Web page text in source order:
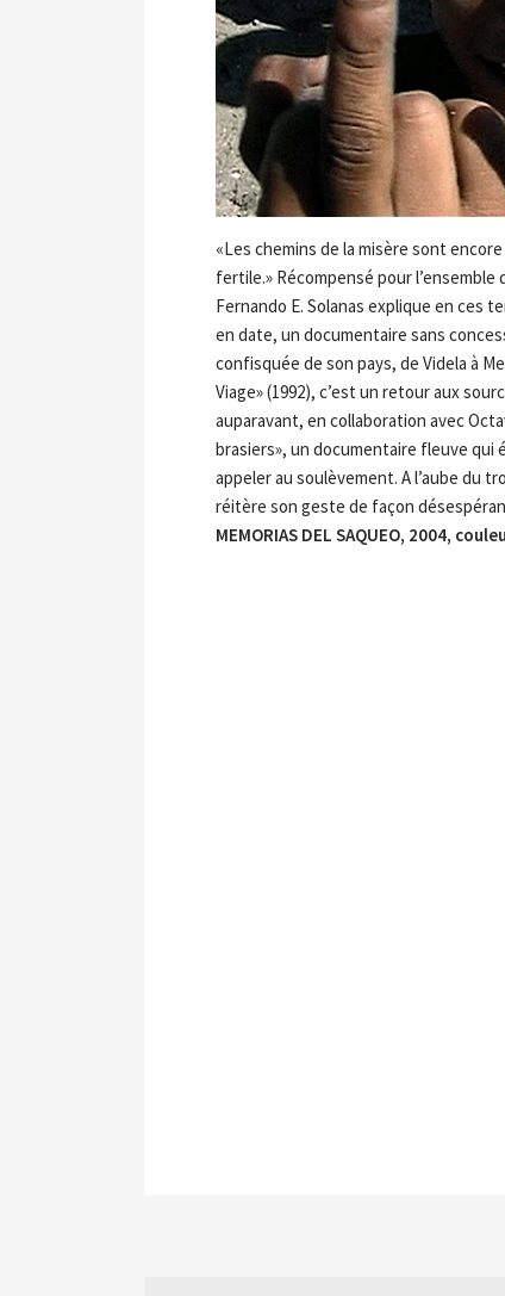
«Les chemins de la misère sont
fertile.» Récompensé pour
Fernando E. Solanas explique en ces
en date, un documentaire sans
confisquée de son pays, de Videla à
Viage» (1992), c’est un retour aux
auparavant, en collaboration avec
brasiers», un documentaire fleuve qui
appeler au soulèvement. A l’aube du
réitère son geste de façon
MEMORIAS DEL SAQUEO, 2004,